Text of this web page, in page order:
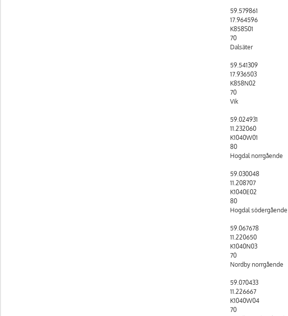
59.579861
17.964596
K858S01
70
Dalsäter
59.541309
17.936503
K858N02
70
Vik
59.024931
11.232060
K1040W01
80
Hogdal norrgående
59.030048
11.208707
K1040E02
80
Hogdal södergående
59.067678
11.220650
K1040N03
70
Nordby norrgående
59.070433
11.226667
K1040W04
70